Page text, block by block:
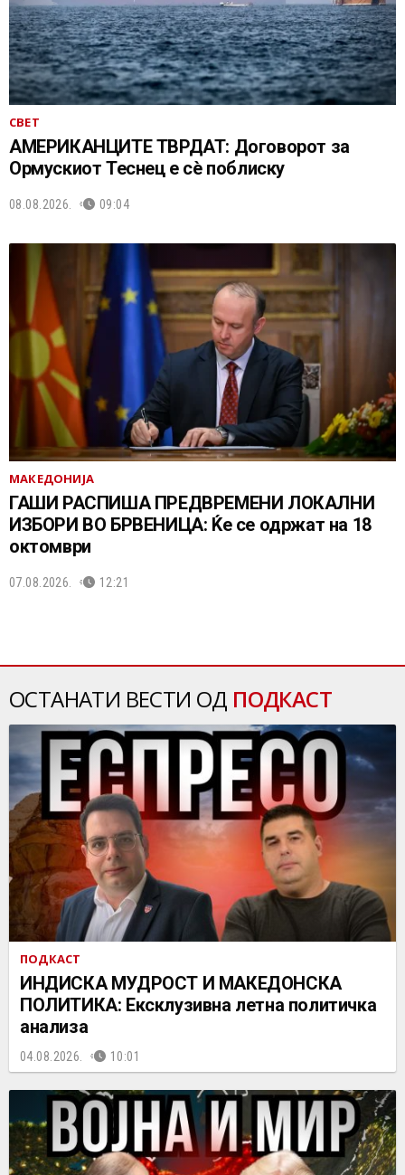
СВЕТ
АМЕРИКАНЦИТЕ ТВРДАТ: Договорот за
Ормускиот Теснец е сè поблиску
08.08.2026. 09:04
МАКЕДОНИЈА
ГАШИ РАСПИША ПРЕДВРЕМЕНИ ЛОКАЛНИ
ИЗБОРИ ВО БРВЕНИЦА: Ќе се одржат на 18
октомври
07.08.2026. 12:21
ОСТАНАТИ ВЕСТИ ОД ПОДКАСТ
ПОДКАСТ
ИНДИСКА МУДРОСТ И МАКЕДОНСКА
ПОЛИТИКА: Ексклузивна летна политичка
анализа
04.08.2026. 10:01